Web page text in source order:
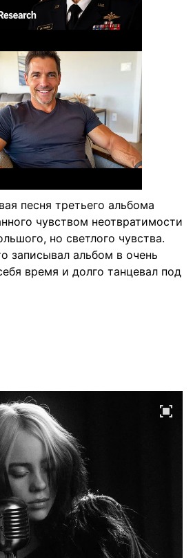
песня третьего альбома
чувством неотвратимости
но светлого чувства.
записывал альбом в очень
время и долго танцевал под